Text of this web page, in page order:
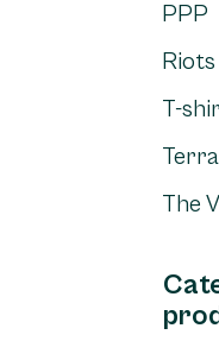
PPP
Riots
T-
The